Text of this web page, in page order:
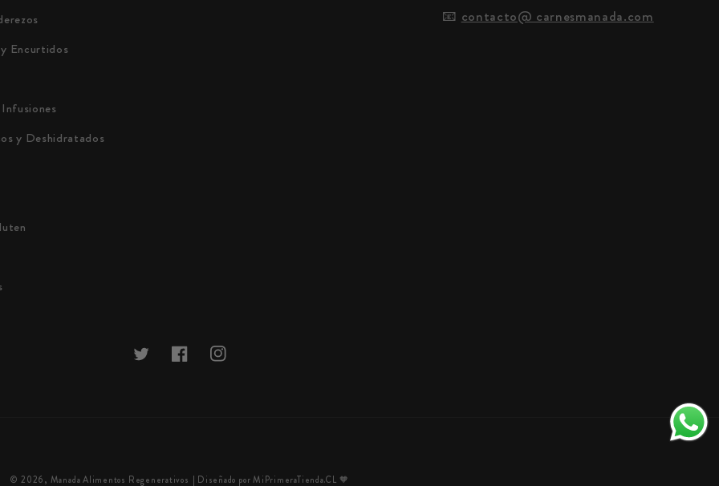
Encurtidos
y Deshidratados
📧 contacto@ carnesmanada.com
TwitterFacebookInstagram
© 2026, Manada Alimentos Regenerativos | Diseñado por MiPrimeraTienda.CL 🧡